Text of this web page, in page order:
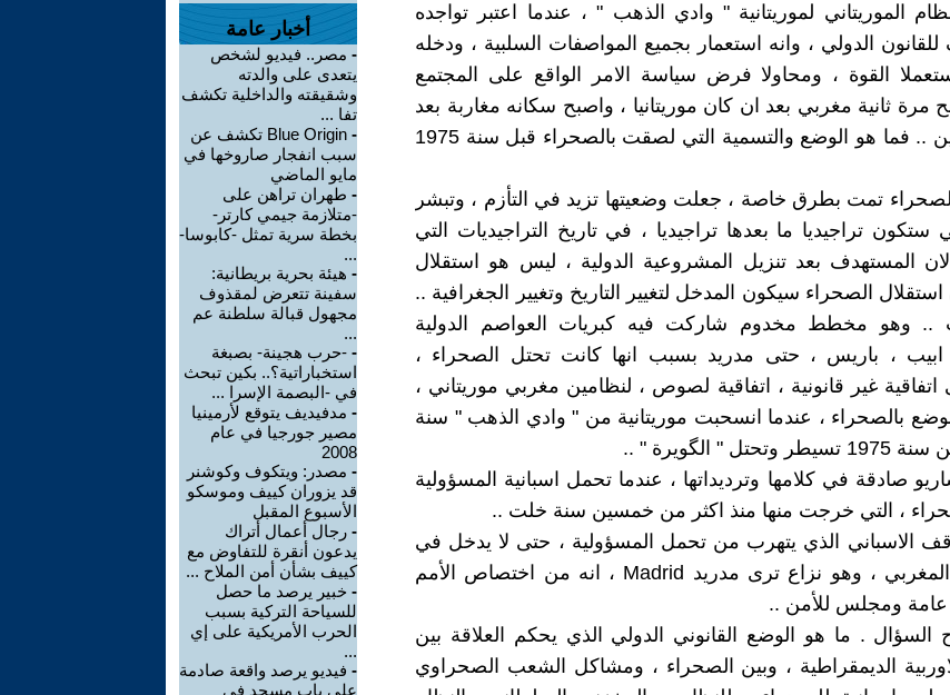
الموريتاني لموريتانية " وادي الذهب " ، عندما اعتبر تواجده
الدولي ، وانه استعمار بجميع المواصفات السلبية ، ودخله
القوة ، ومحاولا فرض سياسة الامر الواقع على المجتمع
مرة ثانية مغربي بعد ان كان موريتانيا ، واصبح سكانه مغاربة بعد
ان كانوا موريتانيين .. فما هو الوضع والتسمية التي لصقت بالصحراء قبل سنة 1975
تمت بطرق خاصة ، جعلت وضعيتها تزيد في التأزم ، وتبشر
ستكون تراجيديا ما بعدها تراجيديا ، في تاريخ التراجيديات التي
المستهدف بعد تنزيل المشروعية الدولية ، ليس هو استقلال
الصحراء سيكون المدخل لتغيير التاريخ وتغيير الجغرافية ..
.. وهو مخطط مخدوم شاركت فيه كبريات العواصم الدولية
، باريس ، حتى مدريد بسبب انها كانت تحتل الصحراء ،
غير قانونية ، اتفاقية لصوص ، لنظامين مغربي موريتاني ،
بالصحراء ، عندما انسحبت موريتانية من " وادي الذهب " سنة
صادقة في كلامها وترديداتها ، عندما تحمل اسبانية المسؤولية
، التي خرجت منها منذ اكثر من خمسين سنة خلت ..
الاسباني الذي يتهرب من تحمل المسؤولية ، حتى لا يدخل في
نزاع مع النظام المغربي ، وهو نزاع ترى مدريد Madrid ، انه من اختصاص الأمم
عامة ومجلس للأمن ..
السؤال . ما هو الوضع القانوني الدولي الذي يحكم العلاقة بين
الاوربية الديمقراطية ، وبين الصحراء ، ومشاكل الشعب الصحراوي
أخبار عامة
- مصر.. فيديو لشخص
يتعدى على والدته
وشقيقته والداخلية تكشف
تفا ...
-
Blue Origin تكشف عن
سبب انفجار صاروخها في
مايو الماضي
- طهران تراهن على
-متلازمة جيمي كارتر-
بخطة سرية تمثل -كابوسا-
...
- هيئة بحرية بريطانية:
سفينة تتعرض لمقذوف
مجهول قبالة سلطنة عم
...
- -حرب هجينة- بصبغة
استخباراتية؟.. بكين تبحث
في -البصمة الإسرا ...
- مدفيديف يتوقع لأرمينيا
مصير جورجيا في عام
2008
- مصدر: ويتكوف وكوشنر
قد يزوران كييف وموسكو
الأسبوع المقبل
- رجال أعمال أتراك
يدعون أنقرة للتفاوض مع
كييف بشأن أمن الملاح ...
- خبير يرصد ما حصل
للسياحة التركية بسبب
الحرب الأمريكية على إي
...
- فيديو يرصد واقعة صادمة
على باب مسجد في